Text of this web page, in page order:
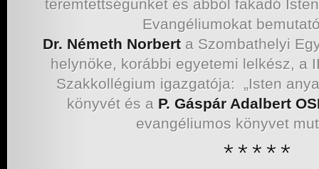
teremtettségünket és abból fakadó
Evangéliumokat
Dr. Németh Norbert a Szombathelyi
helynöke, korábbi egyetemi lelkész, a
Szakkollégium igazgatója: „Isten
könyvét és a P. Gáspár Adalbert
evangéliumos könyvet